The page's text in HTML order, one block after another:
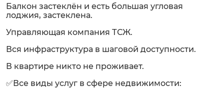
Балкон застеклён и есть большая угловая
лоджия, застеклена.
Управляющая компания ТСЖ.
Вся инфраструктура в шаговой доступности.
В квартире никто не проживает.
✅Все виды услуг в сфере недвижимости: